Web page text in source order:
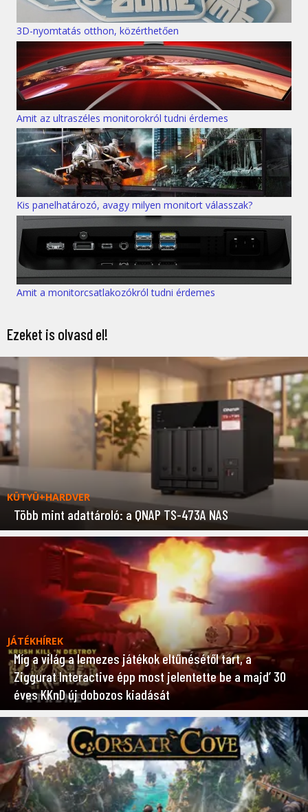
3D-nyomtatás otthon, közérthetően
Amit az ultraszéles monitorokról tudni érdemes
Kis panelhatározó, avagy milyen monitort válasszak?
Amit a monitorcsatlakozókról tudni érdemes
Ezeket is olvasd el!
KÜTYÜ+HARDVER
Több mint adattároló: a QNAP TS-473A NAS
JÁTÉKHÍREK
Míg a világ a lemezes játékok eltűnésétől tart, a
Ziggurat Interactive épp most jelentette be a majd’ 30
éves KKnD új dobozos kiadását